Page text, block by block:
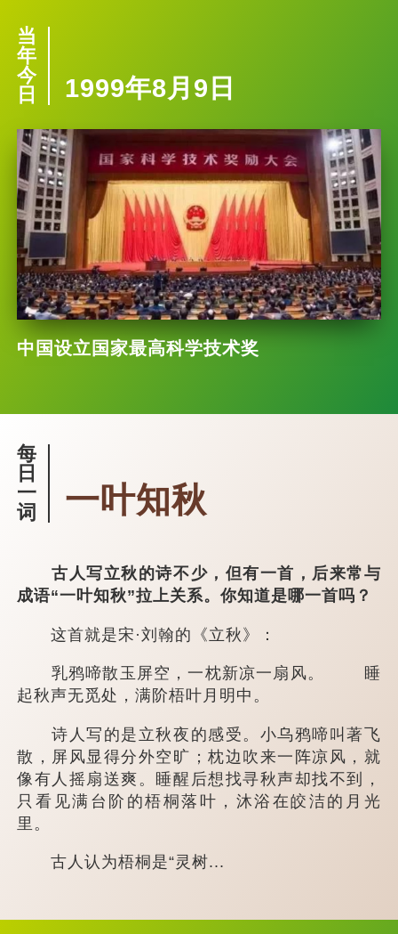
当
年
今
日
1999年8月9日
中国设立国家最高科学技术奖
每
日
一
词
一叶知秋
古人写立秋的诗不少，但有一首，后来常与
成语“一叶知秋”拉上关系。你知道是哪一首吗？
这首就是宋·刘翰的《立秋》：
乳鸦啼散玉屏空，一枕新凉一扇风。 睡
起秋声无觅处，满阶梧叶月明中。
诗人写的是立秋夜的感受。小乌鸦啼叫著飞
散，屏风显得分外空旷；枕边吹来一阵凉风，就
像有人摇扇送爽。睡醒后想找寻秋声却找不到，
只看见满台阶的梧桐落叶，沐浴在皎洁的月光
里。
古人认为梧桐是“灵树...